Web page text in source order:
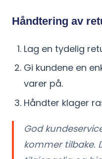
Håndtering av
Lag en tydelig
Gi kundene en
varer på.
Håndter klager
God
kommer tilbake.